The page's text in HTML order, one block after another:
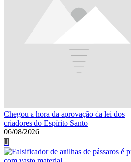
Chegou a hora da aprovação da lei dos
criadores do Espírito Santo
06/08/2026